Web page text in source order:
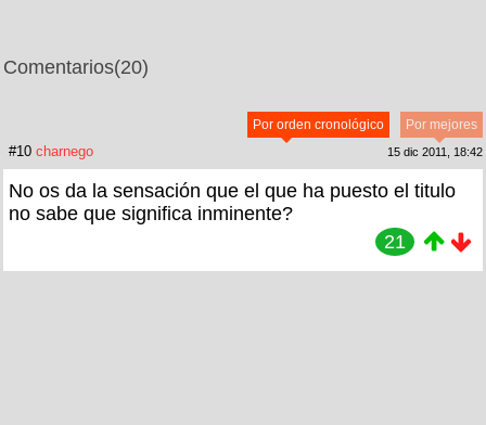
Comentarios(20)
Por mejores
Por orden cronológico
#10 charnego 15 dic 2011, 18:42
No os da la sensación que el que ha puesto el titulo
no sabe que significa inminente?
21